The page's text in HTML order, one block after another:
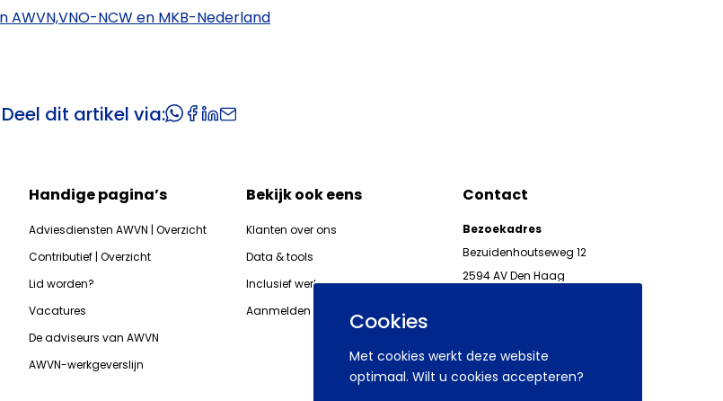
Cookies
Met cookies werkt deze website
optimaal. Wilt u cookies accepteren?
NCW en MKB-Nederland
Deel dit artikel via:
Handige pagina’s
Adviesdiensten AWVN | Overzicht
Contributief | Overzicht
Lid worden?
Vacatures
De adviseurs van AWVN
AWVN-werkgeverslijn
Bekijk ook eens
Klanten over ons
Data & tools
Inclusief werkgeven
Aanmelden nieuwsbrieven AWVN
Contact
Bezoekadres
Bezuidenhoutseweg 12
2594 AV Den Haag
werkgeverslijn@awvn.nl